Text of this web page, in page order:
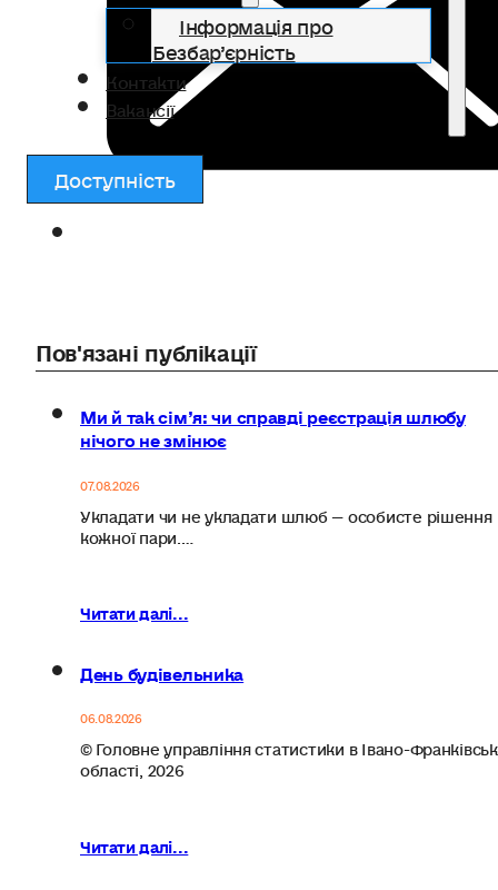
Інформація про
Безбар’єрність
Контакти
Вакансії
Доступність
Пов'язані публікації
Ми й так сім’я: чи справді реєстрація шлюбу
нічого не змінює
07.08.2026
Укладати чи не укладати шлюб — особисте рішення
кожної пари.…
Читати далі...
День будівельника
06.08.2026
© Головне управління статистики в Івано-
області, 2026
Читати далі...